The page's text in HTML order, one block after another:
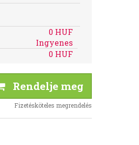
0 HUF
Ingyenes
0 HUF
Rendelje meg
Fizetésköteles megrendelés